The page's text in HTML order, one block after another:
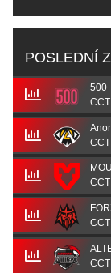
POSLEDNÍ
500